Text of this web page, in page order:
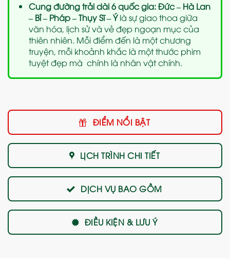
Cung đường trải dài 6 quốc gia: Đức – Hà Lan
– Bỉ – Pháp – Thụy Sĩ – Ýlà sự giao thoa giữa
văn hóa, lịch sử và vẻ đẹp ngoạn mục của
thiên nhiên. Mỗi điểm đến là một chương
truyện, mỗi khoảnh khắc là một thước phim
tuyệt đẹp mà chính là nhân vật chính.
ĐIỂM NỔI BẬT
LỊCH TRÌNH CHI TIẾT
DỊCH VỤ BAO GỒM
ĐIỀU KIỆN & LƯU Ý